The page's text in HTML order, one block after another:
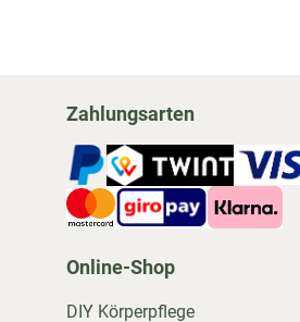
Zahlungsarten
Online-Shop
DIY Körperpflege